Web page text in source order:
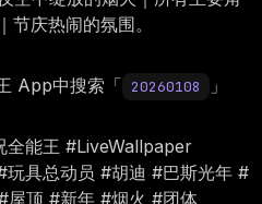
庆热闹的氛围。
App中搜索「 20260108 」
能王 #LiveWallpaper
具总动员 #胡迪 #巴斯光年 #
屋顶 #新年 #烟火 #团体